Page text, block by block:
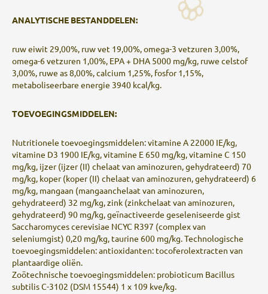
ANALYTISCHE BESTANDDELEN:
ruw eiwit 29,00%, ruw vet 19,00%, omega-3 vetzuren 3,00%,
omega-6 vetzuren 1,00%, EPA + DHA 5000 mg/kg, ruwe celstof
3,00%, ruwe as 8,00%, calcium 1,25%, fosfor 1,15%,
metaboliseerbare energie 3940 kcal/kg.
TOEVOEGINGSMIDDELEN:
Nutritionele toevoegingsmiddelen: vitamine A 22000 IE/kg,
vitamine D3 1900 IE/kg, vitamine E 650 mg/kg, vitamine C 150
mg/kg, ijzer (ijzer (II) chelaat van aminozuren, gehydrateerd) 70
mg/kg, koper (koper (II) chelaat van aminozuren, gehydrateerd) 6
mg/kg, mangaan (mangaanchelaat van aminozuren,
gehydrateerd) 32 mg/kg, zink (zinkchelaat van aminozuren,
gehydrateerd) 90 mg/kg, geïnactiveerde geseleniseerde gist
Saccharomyces cerevisiae NCYC R397 (complex van
seleniumgist) 0,20 mg/kg, taurine 600 mg/kg. Technologische
toevoegingsmiddelen: antioxidanten: tocoferolextracten van
plantaardige oliën.
Zoötechnische toevoegingsmiddelen: probioticum Bacillus
subtilis C-3102 (DSM 15544) 1 x 109 kve/kg.